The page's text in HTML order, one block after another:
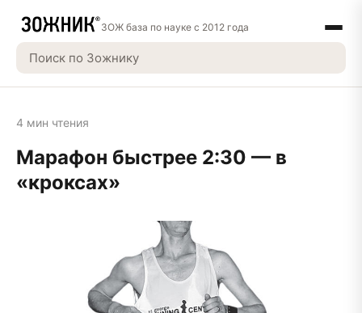
ЗОЖ база по науке с 2012 года
4 мин чтения
Марафон быстрее 2:30 — в
«кроксах»